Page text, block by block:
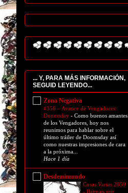
... Y, PARA MÁS INFORMACIÓN,
SEGUID LEYENDO...
Zona Negativa
#356 – Avance de Vengadores:
Doomsday - Como buenos amantes
de los Vengadores, hoy nos
reunimos para hablar sobre el
último tráiler de Doomsday así
como nuestras impresiones de cara
a la próxima...
Hace 1 día
Desdemimundo
Cosas Varias 2859
- Batman por